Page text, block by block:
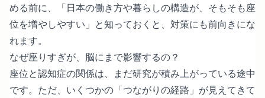
める前に、「日本の働き方や暮らしの構造が、そもそも座
位を増やしやすい」と知っておくと、対策にも前向きにな
れます。
なぜ座りすぎが、脳にまで影響するの？
座位と認知症の関係は、まだ研究が積み上がっている途中
です。ただ、いくつかの「つながりの経路」が見えてきて